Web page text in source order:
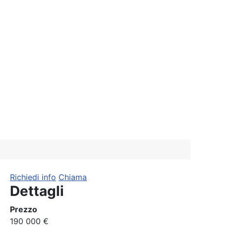
Richiedi info Chiama
Dettagli
Prezzo
190 000 €